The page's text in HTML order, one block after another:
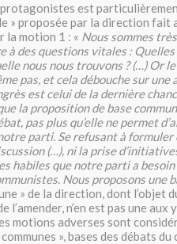
protagonistes est
» proposée par la direction fait
la motion 1 : « Nous sommes
à des questions vitales :
nous nous trouvons ? (…) Or
pas, et cela débouche sur
est celui de la dernière
la proposition de base
pas plus qu’elle ne permet
parti. Se refusant à
(…), ni la prise d’initiatives.
habiles que notre parti a
Nous proposons une
» de la direction, dont l’objet
n’en est pas une aux
motions adverses sont
», bases des débats